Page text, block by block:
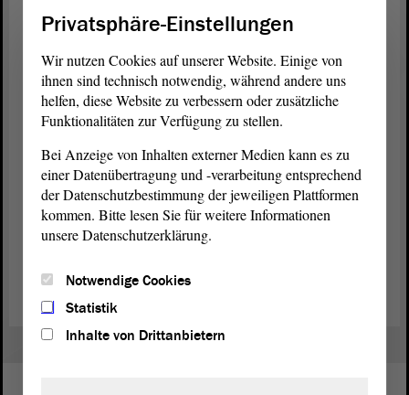
Wir schließen den Tagesordnungspunkt 15, bei dem
wir immerhin gelernt haben, dass die Doppik eine
der hervorragendsten und schönsten geistigen
Errungenschaften der Menschheit geworden ist.
Zurück zur Landtagssitzung
Privatsphäre-Einstellungen
Wir nutzen Cookies auf unserer Website. Einige von
ihnen sind technisch notwendig, während andere uns
helfen, diese Website zu verbessern oder zusätzliche
Funktionalitäten zur Verfügung zu stellen.
Bei Anzeige von Inhalten externer Medien kann es zu
einer Datenübertragung und -verarbeitung entsprechend
der Datenschutzbestimmung der jeweiligen Plattformen
kommen. Bitte lesen Sie für weitere Informationen
unsere Datenschutzerklärung.
Notwendige Cookies
Statistik
Inhalte von Drittanbietern